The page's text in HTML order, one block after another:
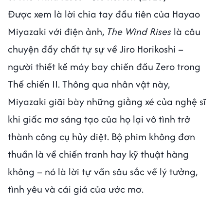
Được xem là lời chia tay đầu tiên của Hayao
Miyazaki với điện ảnh, The Wind Rises là câu
chuyện đầy chất tự sự về Jiro Horikoshi –
người thiết kế máy bay chiến đấu Zero trong
Thế chiến II. Thông qua nhân vật này,
Miyazaki giãi bày những giằng xé của nghệ sĩ
khi giấc mơ sáng tạo của họ lại vô tình trở
thành công cụ hủy diệt. Bộ phim không đơn
thuần là về chiến tranh hay kỹ thuật hàng
không – nó là lời tự vấn sâu sắc về lý tưởng,
tình yêu và cái giá của ước mơ.